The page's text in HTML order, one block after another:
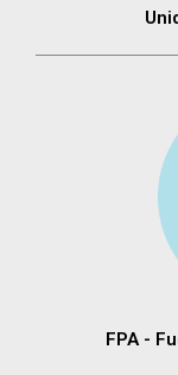
FPA -